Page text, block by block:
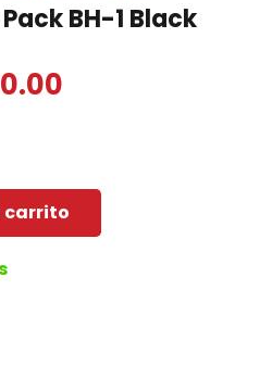
BH-1 Black
S/270.00.
carrito